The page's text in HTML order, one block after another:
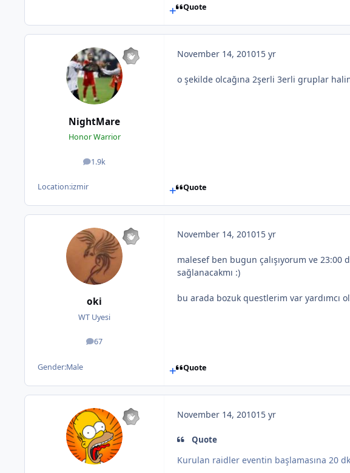
Quote
NightMare
Honor Warrior
1.9k
posts
Location:izmir
November 14, 201015 yr
o şekilde olcağına 2şerli 3erli gruplar
Quote
oki
WT Uyesi
67
posts
Gender:Male
November 14, 201015 yr
malesef ben bugun çalışıyorum ve
sağlanacakmı :)
bu arada bozuk questlerim var yardımcı
Quote
November 14, 201015 yr
Quote
Kurulan raidler eventin başlamasına 20